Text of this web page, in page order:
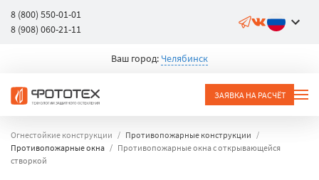
8 (800) 550-01-01
8 (908) 060-21-11
Ваш город: Челябинск
ЗАЯВКА НА РАСЧЁТ
Огнестойкие конструкции
Противопожарные конструкции
Противопожарные окна
Противопожарные окна с открывающейся
створкой